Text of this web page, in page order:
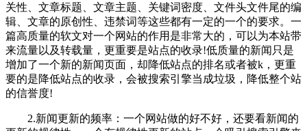
关性、文章标题、文章主题、关键词密度、文件头文件尾的编
辑、文章的原创性、违禁词等这些都有一定的一个的要求。一
篇高质量的软文对一个网站的作用是非常大的，可以为本站带
来流量以及转载量，更重要是站点的收录!低质量的新闻只是
增加了一个新的新闻页面，却降低站点的排名或者被k，更重
要的是降低站点的收录，会被搜索引擎当成垃圾，降低整个站
的信誉度!
2.新闻更新的频率：一个网站做的好不好，还要看新闻的